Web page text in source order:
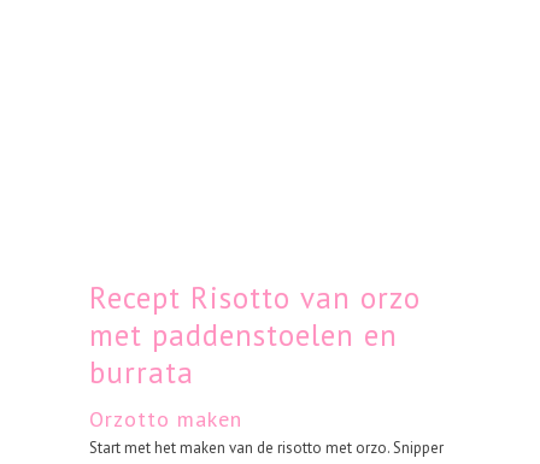
Recept Risotto van orzo
met paddenstoelen en
burrata
Orzotto maken
Start met het maken van de risotto met orzo. Snipper